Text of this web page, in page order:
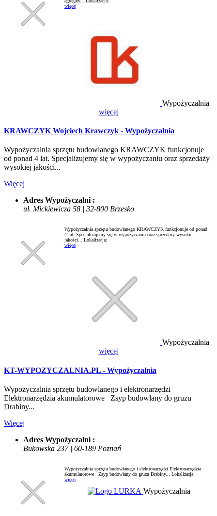
więcej
Wypożyczalnia
więcej
KRAWCZYK Wojciech Krawczyk - Wypożyczalnia
Wypożyczalnia sprzętu budowlanego KRAWCZYK funkcjonuje
od ponad 4 lat. Specjalizujemy się w wypożyczaniu oraz sprzedaży
wysokiej jakości...
Więcej
Adres Wypożyczalni :
ul. Mickiewicza 58 | 32-800 Brzesko
Wypożyczalnia sprzętu budowlanego KRAWCZYK funkcjonuje od ponad
4 lat. Specjalizujemy się w wypożyczaniu oraz sprzedaży wysokiej
jakości... Lokalizacja:
więcej
Wypożyczalnia
więcej
KT-WYPOZYCZALNIA.PL - Wypożyczalnia
Wypożyczalnia sprzętu budowlanego i elektronarzędzi
Elektronarzędzia akumulatorowe Zsyp budowlany do gruzu
Drabiny...
Więcej
Adres Wypożyczalni :
Bukowska 237 | 60-189 Poznań
Wypożyczalnia sprzętu budowlanego i elektronarzędzi Elektronarzędzia
akumulatorowe Zsyp budowlany do gruzu Drabiny... Lokalizacja:
więcej
Wypożyczalnia